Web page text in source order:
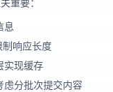
息
制响应长度
实现缓存
虑分批次提交内容